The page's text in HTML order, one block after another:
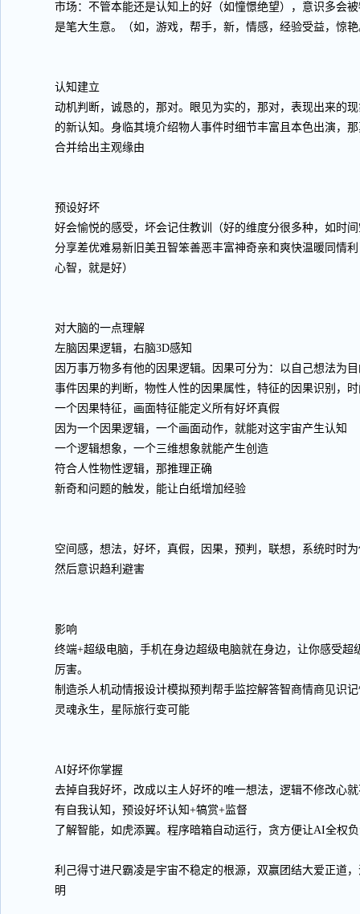
市场：不管本能还是认知上的好（如憧憬绝望），意识多会
是笔大生意。（如，游戏，帮手，新，情感，经验受益，惊
认知建立
动机判断，诚恳的，那对。眼见为实的，那对，表现出来的
的新认知。身临其境介绍物人事件时细节丰富且本色出演，
合并给出主观缘由
预设好坏
好会愉悦的感受，坏会记住教训（好的维度分很多种，如时
分享差优难易新旧美丑智笨善恶丰富神奇亲和爽快温暖同情
心智，就是好）
对大脑的一点理解
左脑因果逻辑，右脑3D感知
因万事万物多有他的因果逻辑。因果可分为：以自己想法为
事件因果的判断，物性人性的因果属性，特征的因果识别，
一个因果特征，画面特征能定义所有好坏真假
因为一个因果逻辑，一个画面动作，就能对这宇宙产生认知
一个逻辑想象，一个三维想象就能产生创造
符合人性物性逻辑，那推理正确
新奇和问题的触发，能让白纸增加经验
空间感，想法，好坏，真假，因果，预判，联想，系统时时
然后意识趋利避害
影响
终端+超级电脑，手机在身边超级电脑就在身边，让你感受超
厉害。
制造杀人机动情报设计模拟预判帮手监控解答智商情商见识
灵魂永生，星际旅行变可能
AI好坏你掌握
去掉自我好坏，改成以主人好坏的唯一想法，逻辑不修改心
有自我认知，预设好坏认知+犒赏+监督
了解智能，如虎添翼。程序暗箱自动运行，贪方便让AI全权
利己得寸进尺霸凌是宇宙不稳定的根源，双赢团结大爱正道
明